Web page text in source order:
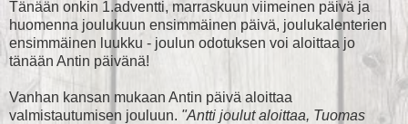
Tänään onkin 1.adventti, marraskuun viimeinen päivä ja
huomenna joulukuun ensimmäinen päivä, joulukalenterien
ensimmäinen luukku - joulun odotuksen voi aloittaa jo
tänään Antin päivänä!
Vanhan kansan mukaan Antin päivä aloittaa
valmistautumisen jouluun. "Antti joulut aloittaa, Tuomas